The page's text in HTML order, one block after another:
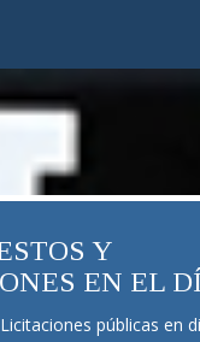
Y
EN EL
públicas en